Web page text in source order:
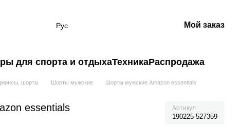
Рус Мой заказ
для спорта и отдыхаТехникаРаспродажа
шорты Шорты мужские
Шорты мужские Amazon essentials
essentials Артикул
190225-527359